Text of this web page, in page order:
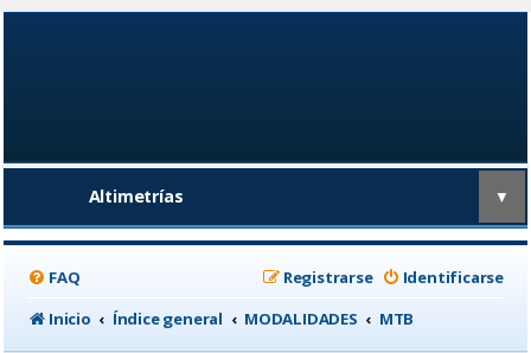
Altimetrías ▼
FAQ Identificarse
Registrarse
Inicio
Índice general MODALIDADES MTB